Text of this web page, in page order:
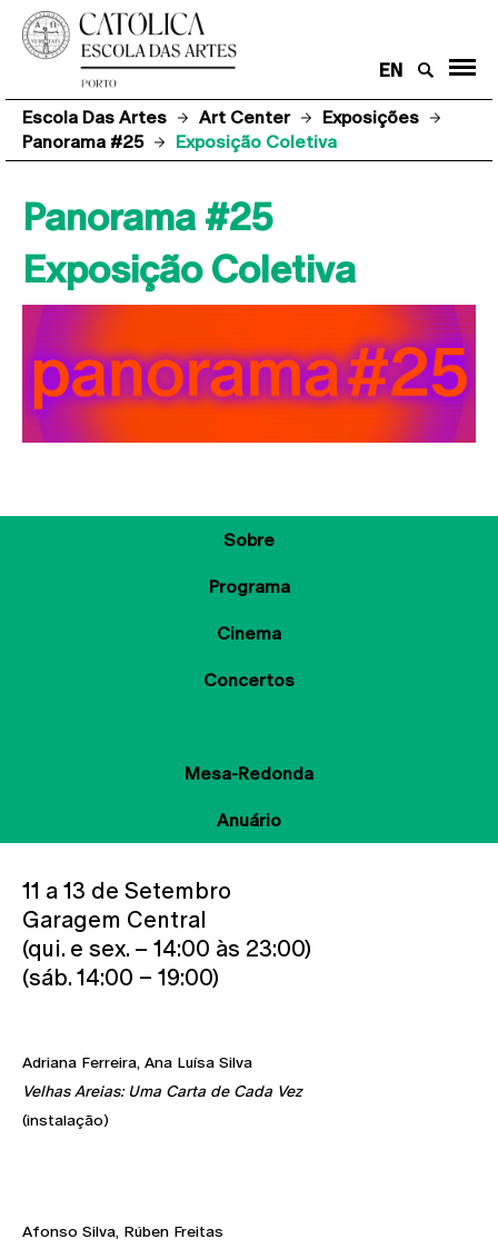
EN
Escola Das Artes Art Center
Exposições
Panorama #25
Exposição Coletiva
Panorama #25
Exposição Coletiva
Sobre
Programa
Cinema
Concertos
Mesa-Redonda
Anuário
11 a 13 de Setembro
Garagem Central
(qui. e sex. – 14:00 às 23:00)
(sáb. 14:00 – 19:00)
Adriana Ferreira, Ana Luísa Silva
Velhas Areias: Uma Carta de Cada Vez
(instalação)
Afonso Silva, Rúben Freitas